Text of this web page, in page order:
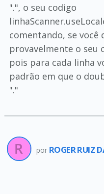
".", o seu codigo
comentando, se
provavelmente o seu
pois para cada linha
padrão em que o
"."
por ROGER RUIZ